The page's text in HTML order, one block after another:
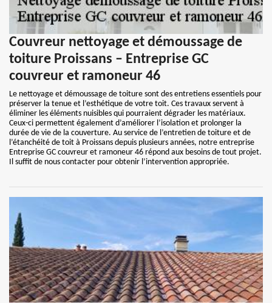
Couvreur nettoyage et démoussage de
toiture Proissans – Entreprise GC
couvreur et ramoneur 46
Le nettoyage et démoussage de toiture sont des entretiens essentiels pour
préserver la tenue et l’esthétique de votre toit. Ces travaux servent à
éliminer les éléments nuisibles qui pourraient dégrader les matériaux.
Ceux-ci permettent également d’améliorer l’isolation et prolonger la
durée de vie de la couverture. Au service de l’entretien de toiture et de
l’étanchéité de toit à Proissans depuis plusieurs années, notre entreprise
Entreprise GC couvreur et ramoneur 46 répond aux besoins de tout projet.
Il suffit de nous contacter pour obtenir l’intervention appropriée.